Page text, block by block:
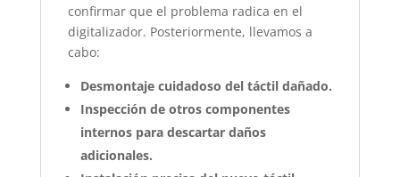
confirmar que el problema radica en el
digitalizador. Posteriormente, llevamos a
cabo:
Desmontaje cuidadoso del táctil dañado.
Inspección de otros componentes
internos para descartar daños
adicionales.